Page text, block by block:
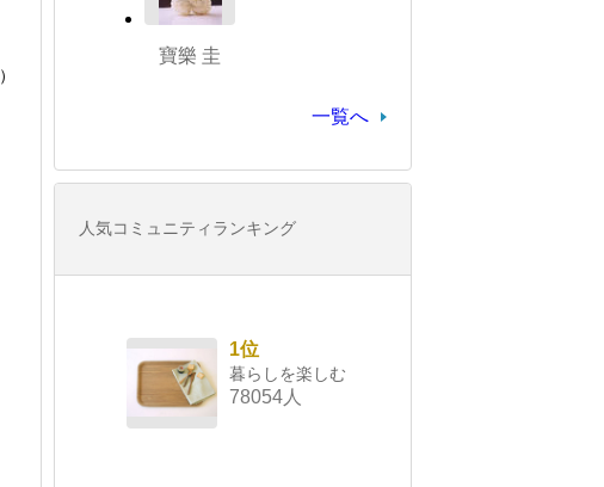
）
寶樂 圭
一覧へ
人気コミュニティランキング
1位
暮らしを楽しむ
78054人